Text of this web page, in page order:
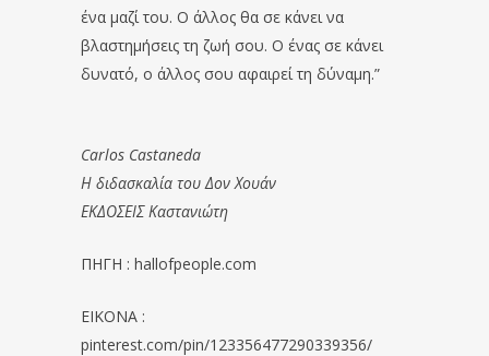
ένα μαζί του. Ο άλλος θα σε κάνει να
βλαστημήσεις τη ζωή σου. Ο ένας σε κάνει
δυνατό, ο άλλος σου αφαιρεί τη δύναμη.”
Carlos Castaneda
Η διδασκαλία του Δον Χουάν
ΕΚΔΟΣΕΙΣ Καστανιώτη
ΠΗΓΗ : hallofpeople.com
EIKONA :
pinterest.com/pin/123356477290339356/